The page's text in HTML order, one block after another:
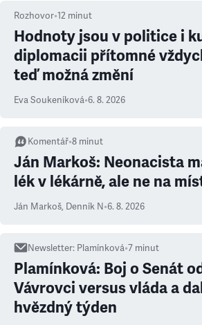
Rozhovor•12 minut
Hodnoty jsou v politice i
diplomacii přítomné
teď možná změní
Eva Soukeníková•6. 8. 2026
Komentář•8 minut
Ján Markoš: Neonacista
lék v lékárně, ale ne na
Ján Markoš, Denník N•6. 8. 2026
Newsletter: Plamínková•7 minut
Plamínková: Boj o Senát
Vávrovci versus vláda a
hvězdný týden